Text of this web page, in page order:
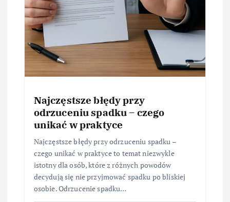
Najczęstsze błędy przy
odrzuceniu spadku – czego
unikać w praktyce
Najczęstsze błędy przy odrzuceniu spadku –
czego unikać w praktyce to temat niezwykle
istotny dla osób, które z różnych powodów
decydują się nie przyjmować spadku po bliskiej
osobie. Odrzucenie spadku…